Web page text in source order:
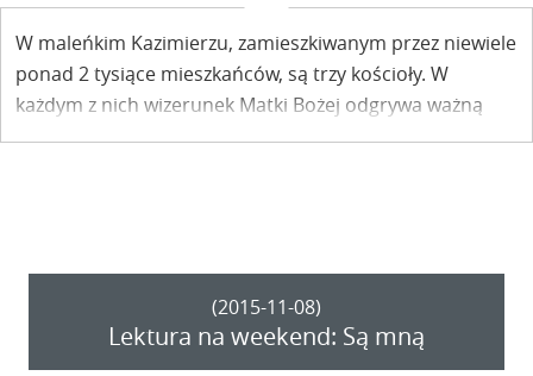
W maleńkim Kazimierzu, zamieszkiwanym przez niewiele
ponad 2 tysiące mieszkańców, są trzy kościoły. W
każdym z nich wizerunek Matki Bożej odgrywa ważną
rolę. O dwóch z nich pisze Ewa Pisula - Dąbrowska w
(2015-11-08)
Lektura na weekend: Są mną